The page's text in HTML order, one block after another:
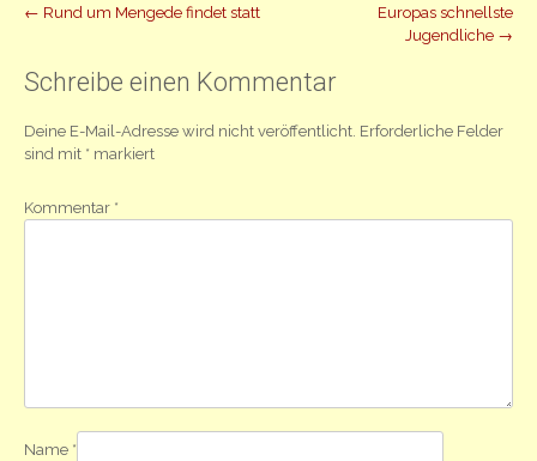
Beitrag
← Rund um Mengede findet statt
Europas schnellste
Jugendliche →
Schreibe einen Kommentar
Deine E-Mail-Adresse wird nicht veröffentlicht. Erforderliche Felder
sind mit * markiert
Kommentar *
Name *